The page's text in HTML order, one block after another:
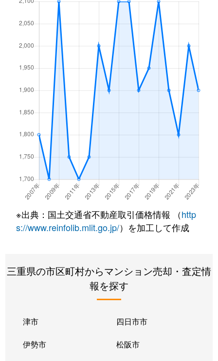
※出典：国土交通省不動産取引価格情報 （http
s://www.reinfolib.mlit.go.jp/）を加工して作成
三重県の市区町村からマンション売却・査定情
報を探す
津市 四日市市
伊勢市 松阪市